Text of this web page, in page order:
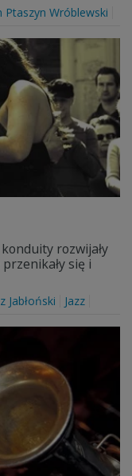
Ptaszyn Wróblewski
rozwijały
się i
Jabłoński Jazz